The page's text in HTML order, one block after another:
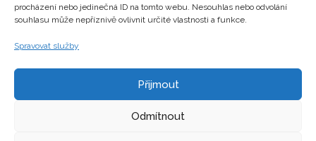
procházení nebo jedinečná ID na tomto webu. Nesouhlas nebo odvolání
souhlasu může nepříznivě ovlivnit určité vlastnosti a funkce.
Spravovat služby
Přijmout
Odmítnout
Zajímavosti
Kontakty